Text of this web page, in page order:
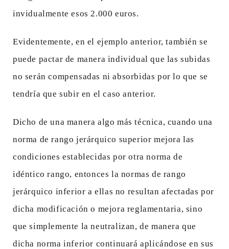
invidualmente esos 2.000 euros.
Evidentemente, en el ejemplo anterior, también se
puede pactar de manera individual que las subidas
no serán compensadas ni absorbidas por lo que se
tendría que subir en el caso anterior.
Dicho de una manera algo más técnica, cuando una
norma de rango jerárquico superior mejora las
condiciones establecidas por otra norma de
idéntico rango, entonces la normas de rango
jerárquico inferior a ellas no resultan afectadas por
dicha modificación o mejora reglamentaria, sino
que simplemente la neutralizan, de manera que
dicha norma inferior continuará aplicándose en sus